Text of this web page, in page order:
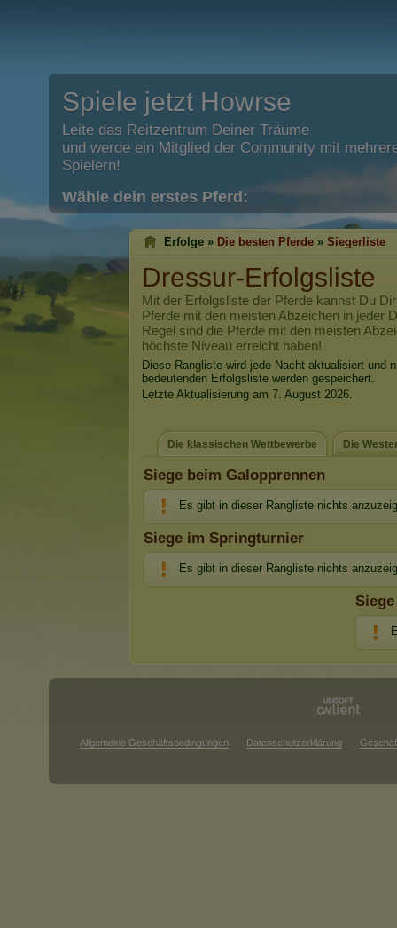
Spiele jetzt Howrse
Leite das Reitzentrum Deiner Träume
und werde ein Mitglied der Community mit
Spielern!
Wähle dein erstes Pferd:
Erfolge » Die besten Pferde » Siegerliste
Dressur-Erfolgsliste
Mit der Erfolgsliste der Pferde kannst Du
Pferde mit den meisten Abzeichen in jeder
Regel sind die Pferde mit den meisten
höchste Niveau erreicht haben!
Diese Rangliste wird jede Nacht aktualisiert und
bedeutenden Erfolgsliste werden gespeichert.
Letzte Aktualisierung am 7. August 2026.
Die klassischen Wettbewerbe Die
Siege beim Galopprennen
Es gibt in dieser Rangliste nichts
Siege im Springturnier
Es gibt in dieser Rangliste nichts
Allgemeine Geschäftsbedingungen Datenschutzerklärung